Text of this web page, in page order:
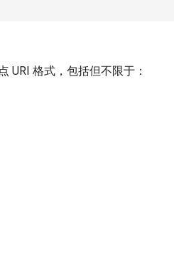
URI 格式，包括但不限于：